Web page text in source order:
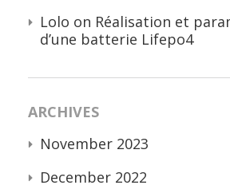
Lolo on Réalisation et
d’une batterie Lifepo4
ARCHIVES
November 2023
December 2022